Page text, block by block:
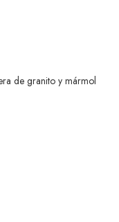
de granito y mármol